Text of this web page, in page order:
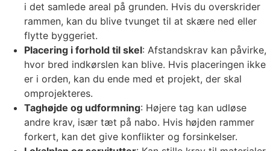
i det samlede areal på grunden. Hvis du overskrider
rammen, kan du blive tvunget til at skære ned eller
flytte byggeriet.
Placering i forhold til skel: Afstandskrav kan påvirke,
hvor bred indkørslen kan blive. Hvis placeringen ikke
er i orden, kan du ende med et projekt, der skal
omprojekteres.
Taghøjde og udformning: Højere tag kan udløse
andre krav, især tæt på nabo. Hvis højden rammer
forkert, kan det give konflikter og forsinkelser.